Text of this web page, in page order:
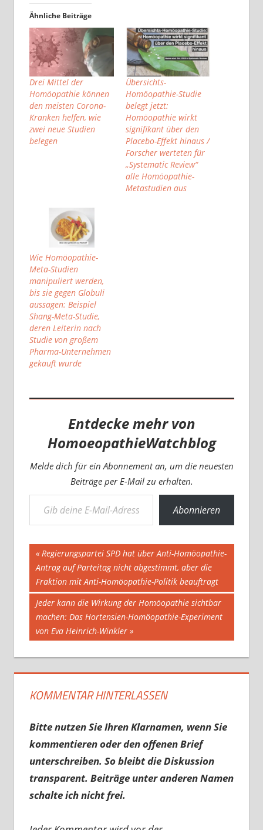
Ähnliche Beiträge
Drei Mittel der
Homöopathie können
den meisten Corona-
Kranken helfen, wie
zwei neue Studien
belegen
Übersichts-
Homöopathie-Studie
belegt jetzt:
Homöopathie wirkt
signifikant über den
Placebo-Effekt hinaus /
Forscher werteten für
„Systematic Review“
alle Homöopathie-
Metastudien aus
Wie Homöopathie-
Meta-Studien
manipuliert werden,
bis sie gegen Globuli
aussagen: Beispiel
Shang-Meta-Studie,
deren Leiterin nach
Studie von großem
Pharma-Unternehmen
gekauft wurde
Entdecke mehr von
HomoeopathieWatchblog
Melde dich für ein Abonnement an, um die neuesten
Beiträge per E-Mail zu erhalten.
Gib deine E-Mail-Adresse ein ...
Abonnieren
Beitragsnavigation
Vorheriger
Beitrag:
Regierungspartei SPD hat über Anti-Homöopathie-
Antrag auf Parteitag nicht abgestimmt, aber die
Fraktion mit Anti-Homöopathie-Politik beauftragt
Nächster
Beitrag:
Jeder kann die Wirkung der Homöopathie sichtbar
machen: Das Hortensien-Homöopathie-Experiment
von Eva Heinrich-Winkler
KOMMENTAR HINTERLASSEN
Bitte nutzen Sie Ihren Klarnamen, wenn Sie
kommentieren oder den offenen Brief
unterschreiben. So bleibt die Diskussion
transparent. Beiträge unter anderen Namen
schalte ich nicht frei.